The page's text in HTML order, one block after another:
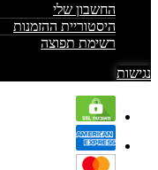
החשבון שלי
היסטוריית ההזמנות
רשימת תפוצה
נגישות